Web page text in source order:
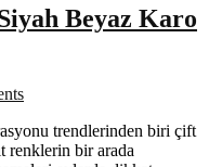
Beyaz Karo
trendlerinden biri çift
renklerin bir arada